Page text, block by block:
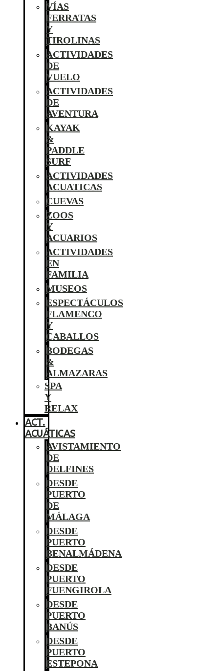
VÍAS
FERRATAS
Y
TIROLINAS
ACTIVIDADES
DE
VUELO
ACTIVIDADES
DE
AVENTURA
KAYAK
&
PADDLE
SURF
ACTIVIDADES
ACUATICAS
CUEVAS
ZOOS
Y
ACUARIOS
ACTIVIDADES
EN
FAMILIA
MUSEOS
ESPECTÁCULOS
FLAMENCO
Y
CABALLOS
BODEGAS
&
ALMAZARAS
SPA
Y
RELAX
ACT.
ACUÁTICAS
AVISTAMIENTO
DE
DELFINES
DESDE
PUERTO
DE
MÁLAGA
DESDE
PUERTO
BENALMÁDENA
DESDE
PUERTO
FUENGIROLA
DESDE
PUERTO
BANÚS
DESDE
PUERTO
ESTEPONA